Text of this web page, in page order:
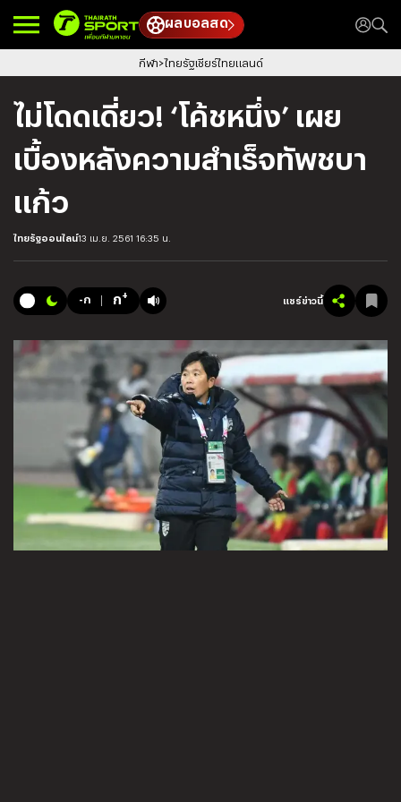
ผลบอลสด
กีฬา ไทยรัฐเชียร์ไทยแลนด์
ไม่โดดเดี่ยว! ‘โค้ชหนึ่ง’ เผย
เบื้องหลังความสำเร็จทัพชบา
แก้ว
ไทยรัฐออนไลน์13 เม.ย. 2561 16:35 น.
-ก ก+ แชร์ข่าวนี้